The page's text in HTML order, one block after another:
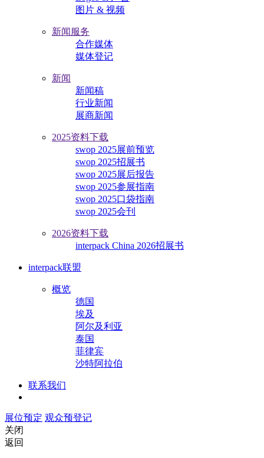
图片 & 视频
新闻服务
合作媒体
媒体登记
新闻
新闻稿
行业新闻
展商新闻
2025资料下载
swop 2025展前预览
swop 2025招展书
swop 2025展后报告
swop 2025参展指南
swop 2025口袋指南
swop 2025会刊
2026资料下载
interpack China 2026招展书
interpack联盟
概览
德国
埃及
阿尔及利亚
泰国
菲律宾
沙特阿拉伯
联系我们
展位预定 观众预登记
关闭
返回